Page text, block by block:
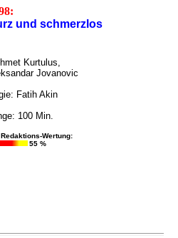
und schmerzlos
Kurtulus,
Jovanovic
Fatih Akin
100 Min.
Redaktions-Wertung:
55 %